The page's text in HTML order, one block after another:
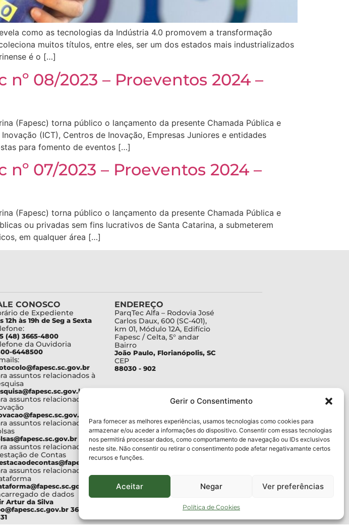
Gerir o Consentimento
Para fornecer as melhores experiências, usamos tecnologias como cookies para
armazenar e/ou aceder a informações do dispositivo. Consentir com essas tecnologias
nos permitirá processar dados, como comportamento de navegação ou IDs exclusivos
neste site. Não consentir ou retirar o consentimento pode afetar negativamante certos
recursos e funções.
Aceitar Negar Ver preferências
Política de Cookies
como as tecnologias da Indústria 4.0 promovem a transformação
muitos títulos, entre eles, ser um dos estados mais industrializados
é o […]
08/2023 – Proeventos 2024 –
(Fapesc) torna público o lançamento da presente Chamada Pública e
(ICT), Centros de Inovação, Empresas Juniores e entidades
para fomento de eventos […]
07/2023 – Proeventos 2024 –
(Fapesc) torna público o lançamento da presente Chamada Pública e
ou privadas sem fins lucrativos de Santa Catarina, a submeterem
em qualquer área […]
CONOSCO
de Expediente
12h às 19h de Seg a Sexta
(48) 3665-4800
da Ouvidoria
6448500
assuntos relacionados à
assuntos relacionados à
assuntos relacionados à
assuntos relacionados à
de Contas
assuntos relacionados à
de dados
Artur da Silva
3665-
ENDEREÇO
ParqTec Alfa – Rodovia José
Carlos Daux, 600 (SC-401),
km 01, Módulo 12A, Edifício
Fapesc / Celta, 5° andar
Bairro
João Paulo, Florianópolis, SC
CEP
88030 - 902